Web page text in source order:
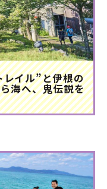
イル”と伊根の
海へ、鬼伝説を